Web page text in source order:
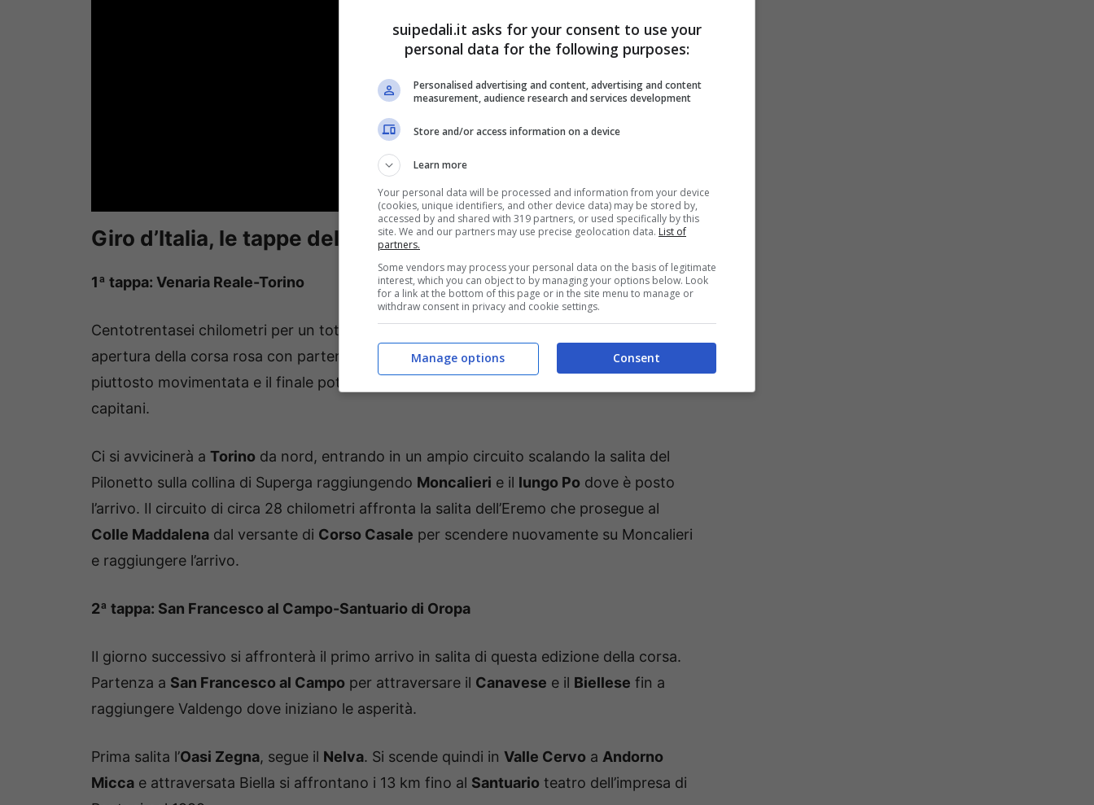
Giro d’Italia, le tappe della Grande Partenza
1ª tappa: Venaria Reale-Torino
Centotrentasei chilometri per un totale di 1.450 metri di dislivello per la tappa di
apertura della corsa rosa con partenza a
Venaria Realee arrivo a
. La frazione è
piuttosto movimentata e il finale potrebbe far uscire allo scoperto fin da subito i
capitani.
Ci si avvicinerà a Torino da nord, entrando in un ampio circuito scalando la salita del
Pilonetto sulla collina di Superga raggiungendo Moncalieri e il lungo Po dove è posto
l’arrivo. Il circuito di circa 28 chilometri affronta la salita dell’Eremo che prosegue al
Colle Maddalena dal versante di Corso Casale per scendere nuovamente su Moncalieri
e raggiungere l’arrivo.
2ª tappa: San Francesco al Campo-Santuario di Oropa
Il giorno successivo si affronterà il primo arrivo in salita di questa edizione della corsa.
Partenza a San Francesco al Campo per attraversare il Canavese e il Biellese fin a
raggiungere Valdengo dove iniziano le asperità.
Prima salita l’Oasi Zegna, segue il Nelva. Si scende quindi in Valle Cervo a Andorno
Micca e attraversata Biella si affrontano i 13 km fino al Santuario teatro dell’impresa di
suipedali.it asks for your consent to use your
personal data for the following purposes:
Personalised advertising and content, advertising and content
measurement, audience research and services development
Store and/or access information on a device
Learn more
Your personal data will be processed and information from your device
(cookies, unique identifiers, and other device data) may be stored by,
accessed by and shared with 319 partners, or used specifically by this
site. We and our partners may use precise geolocation data. List of
partners.
Some vendors may process your personal data on the basis of legitimate
interest, which you can object to by managing your options below. Look
for a link at the bottom of this page or in the site menu to manage or
withdraw consent in privacy and cookie settings.
Consent
Manage options